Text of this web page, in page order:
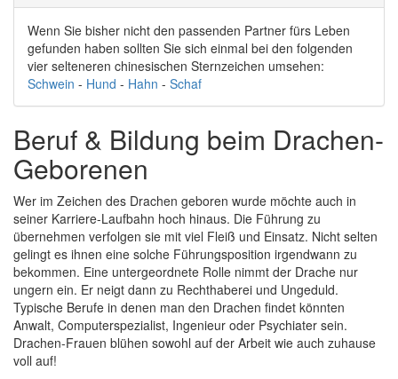
Wenn Sie bisher nicht den passenden Partner fürs Leben
gefunden haben sollten Sie sich einmal bei den folgenden
vier selteneren chinesischen Sternzeichen umsehen:
Schwein - Hund - Hahn - Schaf
Beruf & Bildung beim Drachen-
Geborenen
Wer im Zeichen des Drachen geboren wurde möchte auch in
seiner Karriere-Laufbahn hoch hinaus. Die Führung zu
übernehmen verfolgen sie mit viel Fleiß und Einsatz. Nicht selten
gelingt es ihnen eine solche Führungsposition irgendwann zu
bekommen. Eine untergeordnete Rolle nimmt der Drache nur
ungern ein. Er neigt dann zu Rechthaberei und Ungeduld.
Typische Berufe in denen man den Drachen findet könnten
Anwalt, Computerspezialist, Ingenieur oder Psychiater sein.
Drachen-Frauen blühen sowohl auf der Arbeit wie auch zuhause
voll auf!